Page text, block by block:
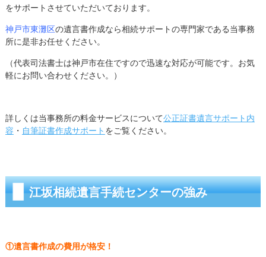
をサポートさせていただいております。
神戸市東灘区の遺言書作成なら相続サポートの専門家である当事務
所に是非お任せください。
（代表司法書士は神戸市在住ですので迅速な対応が可能です。お気
軽にお問い合わせください。）
詳しくは当事務所の料金サービスについて公正証書遺言サポート内
容 ・ 自筆証書作成サポート をご覧ください。
江坂相続遺言手続センターの強み
①遺言書作成の費用が格安！